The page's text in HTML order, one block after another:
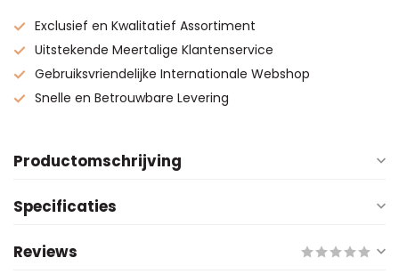
Exclusief en Kwalitatief Assortiment
Uitstekende Meertalige Klantenservice
Gebruiksvriendelijke Internationale Webshop
Snelle en Betrouwbare Levering
Productomschrijving
Specificaties
Reviews